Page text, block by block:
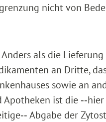
nicht von
als die
an Dritte,
sowie an
Apotheken ist die
Abgabe der